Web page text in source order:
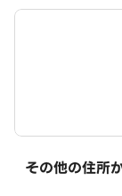
その他の住所